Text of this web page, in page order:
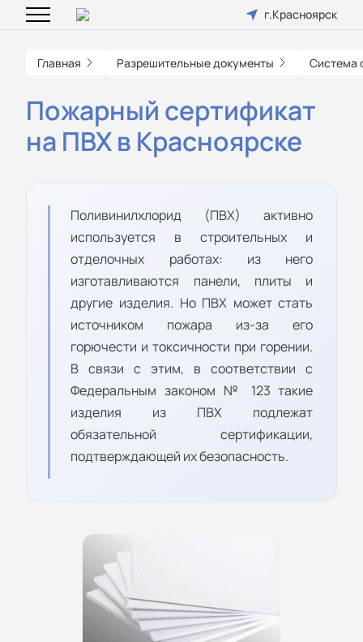
г.Красноярск
Главная Разрешительные документы Система
Пожарный сертификат
на ПВХ в Красноярске
Поливинилхлорид (ПВХ) активно
используется в строительных и
отделочных работах: из него
изготавливаются панели, плиты и
другие изделия. Но ПВХ может стать
источником пожара из-за его
горючести и токсичности при горении.
В связи с этим, в соответствии с
Федеральным законом № 123 такие
изделия из ПВХ подлежат
обязательной сертификации,
подтверждающей их безопасность.